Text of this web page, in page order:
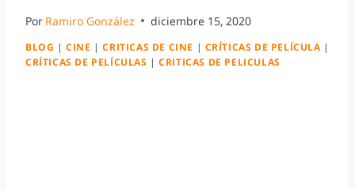
Por Ramiro González diciembre 15, 2020
BLOG |CINE |CRITICAS DE CINE | CRÍTICAS DE PELÍCULA |
CRÍTICAS DE PELÍCULAS |CRITICAS DE PELICULAS